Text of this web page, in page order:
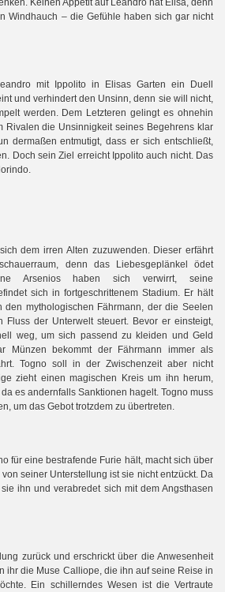
Windhauch – die Gefühle haben sich gar nicht
mit Ippolito in Elisas Garten ein Duell
und verhindert den Unsinn, denn sie will nicht,
werden. Dem Letzteren gelingt es ohnehin
Rivalen die Unsinnigkeit seines Begehrens klar
dermaßen entmutigt, dass er sich entschließt,
Doch sein Ziel erreicht Ippolito auch nicht. Das
dem irren Alten zuzuwenden. Dieser erfährt
denn das Liebesgeplänkel ödet
Arsenios haben sich verwirrt, seine
sich in fortgeschrittenem Stadium. Er hält
den mythologischen Fährmann, der die Seelen
Fluss der Unterwelt steuert. Bevor er einsteigt,
weg, um sich passend zu kleiden und Geld
Münzen bekommt der Fährmann immer als
Togno soll in der Zwischenzeit aber nicht
zieht einen magischen Kreis um ihn herum,
es andernfalls Sanktionen hagelt. Togno muss
um das Gebot trotzdem zu übertreten.
für eine bestrafende Furie hält, macht sich über
von seiner Unterstellung ist sie nicht entzückt. Da
ihn und verabredet sich mit dem Angsthasen
zurück und erschrickt über die Anwesenheit
ihr die Muse Calliope, die ihn auf seine Reise in
Ein schillerndes Wesen ist die Vertraute